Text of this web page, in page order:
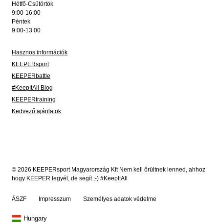
Hétfő-Csütörtök
9:00-16:00
Péntek
9:00-13:00
Hasznos információk
KEEPERsport
KEEPERbattle
#KeepItAll Blog
KEEPERtraining
Kedvező ajánlatok
© 2026 KEEPERsport Magyarország Kft Nem kell őrültnek lenned, ahhoz
hogy KEEPER legyél, de segít ;-) #KeepItAll
ÁSZF Impresszum Személyes adatok védelme
Hungary